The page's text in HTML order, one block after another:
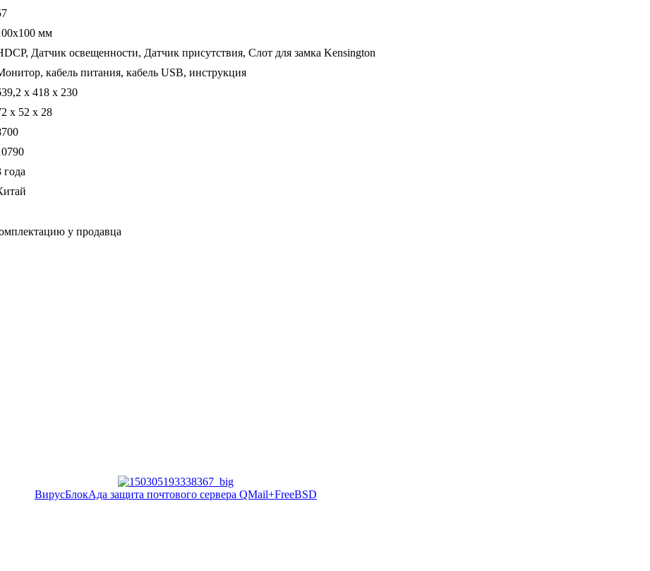
мм
Датчик освещенности, Датчик присутствия, Слот для замка Kensington
кабель питания, кабель USB, инструкция
x 418 x 230
x 52 x 28
года
у продавца
ВирусБлокАда защита почтового сервера QMail+FreeBSD